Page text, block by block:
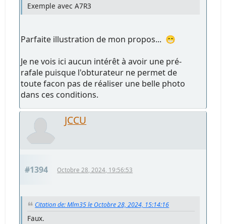
Exemple avec A7R3
Parfaite illustration de mon propos... 😁
Je ne vois ici aucun intérêt à avoir une pré-
rafale puisque l'obturateur ne permet de
toute facon pas de réaliser une belle photo
dans ces conditions.
JCCU
#1394 Octobre 28, 2024, 19:56:53
Citation de: Mlm35 le Octobre 28, 2024, 15:14:16
Faux.